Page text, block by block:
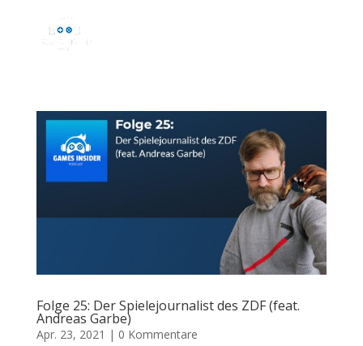
Folge 25: Der Spielejournalist des ZDF (feat.
Andreas Garbe)
Apr. 23, 2021 | 0 Kommentare